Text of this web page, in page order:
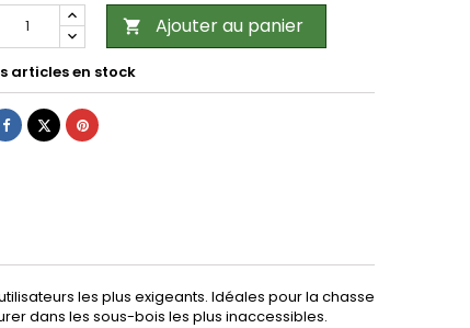
 Ajouter au panier
articles en stock
PartagerTweetPinterest
les plus exigeants. Idéales pour la chasse
dans les sous-bois les plus inaccessibles.